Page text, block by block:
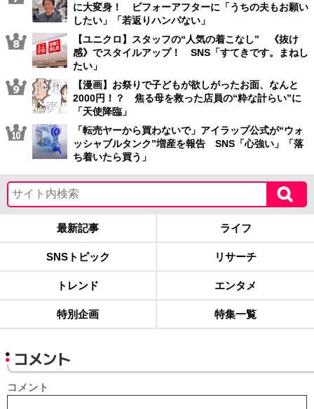
に大変身！ ビフォーアフターに「うちの夫もお願い
したい」「若返りハンパない」
【ユニクロ】スタッフの“人気の着こなし” 《抜け
感》でスタイルアップ！ SNS「すてきです。まねし
たい」
【漫画】お祭りで子どもが欲しがったお面、なんと
2000円！？ 焦る母を救った店員の“粋な計らい”に
「天使降臨」
「転売ヤーから買わないで」アイラップ公式が“ウォ
ッシャブルタンク”増産を報告 SNS「心強い」「落
ち着いたら買う」
最新記事 ライフ
SNSトピック リサーチ
トレンド エンタメ
特別企画 特集一覧
コメント
コメント